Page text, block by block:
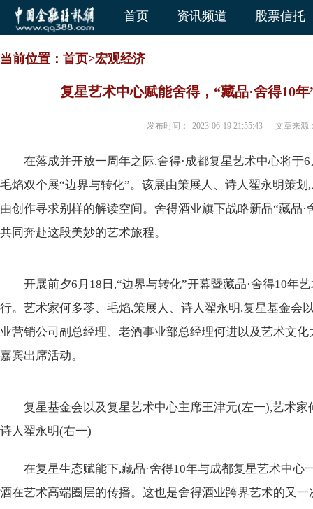
首页 资讯频道 股票信托
当前位置： 首页>宏观经济
复星艺术中心赋能舍得，“藏品·舍得10
发布时间： 2023-06-19 21:55:43 文章来源
在落成并开放一周年之际,舍得·成都复星艺术中心将于
毛焰双个展“边界与转化”。该展由策展人、诗人翟永明策
由创作寻求别样的解读空间。舍得酒业旗下战略新品“藏品
共同奔赴这段美妙的艺术旅程。
开展前夕6月18日,“边界与转化”开幕暨藏品·舍得10年
行。艺术家何多苓、毛焰,策展人、诗人翟永明,复星基金会
业营销公司副总经理、老酒事业部总经理何进以及艺术文
嘉宾出席活动。
复星基金会以及复星艺术中心主席王津元(左一),艺术
诗人翟永明(右一)
在复星生态赋能下,藏品·舍得10年与成都复星艺术中心
酒在艺术高端圈层的传播。这也是舍得酒业跨界艺术的又